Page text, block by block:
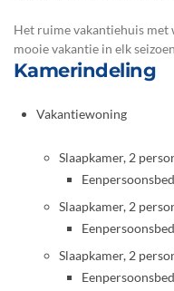
Het ruime vakantiehuis met
mooie vakantie in elk
Kamerindeling
Vakantiewoning
Slaapkamer, 2
Eenpersoonsbed
Slaapkamer, 2
Eenpersoonsbed
Slaapkamer, 2
Eenpersoonsbed